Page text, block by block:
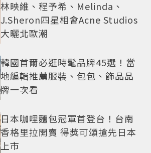
林映維、程予希、Melinda、
J.Sheron四星相會Acne Studios
大曬北歐潮
韓國首爾必逛時髦品牌45選！當
地編輯推薦服裝、包包、飾品品
牌一次看
日本咖哩麵包冠軍首登台！台南
香格里拉開賣 得獎可頌搶先日本
上市